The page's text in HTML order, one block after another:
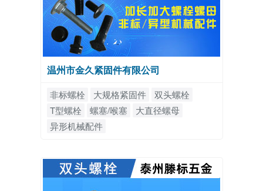
温州市金久紧固件有限公司
非标螺栓 大规格紧固件
双头螺栓
T型螺栓
螺塞/喉塞
大直径螺母
异形机械配件